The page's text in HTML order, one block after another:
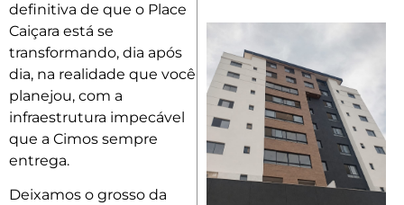
definitiva de que o Place
Caiçara está se
transformando, dia após
dia, na realidade que você
planejou, com a
infraestrutura impecável
que a Cimos sempre
entrega.
Deixamos o grosso da